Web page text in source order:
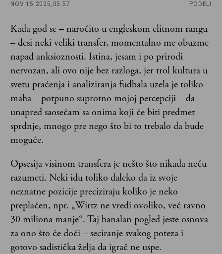
NOV 15 2025, 05:57 PODELI
Kada god se – naročito u engleskom elitnom rangu
– desi neki veliki transfer, momentalno me obuzme
napad anksioznosti. Istina, jesam i po prirodi
nervozan, ali ovo nije bez razloga, jer trol kultura u
svetu praćenja i analiziranja fudbala uzela je toliko
maha – potpuno suprotno mojoj percepciji – da
unapred saosećam sa onima koji će biti predmet
sprdnje, mnogo pre nego što bi to trebalo da bude
moguće.
Opsesija visinom transfera je nešto što nikada neću
razumeti. Neki idu toliko daleko da iz svoje
neznatne pozicije preciziraju koliko je neko
preplaćen, npr. „Wirtz ne vredi ovoliko, već ravno
30 miliona manje“. Taj banalan pogled jeste osnova
za ono što će doći – seciranje svakog poteza i
gotovo sadistička želja da igrač ne uspe.